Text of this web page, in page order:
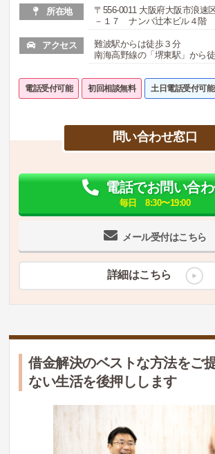
所在地
〒556-0011 大阪府大阪市浪速
－１７ ナンバ辻本ビル４階
アクセス
難波駅からは徒歩３分
南海高野線の「堺東駅」から
電話受付可能 初回相談無料 土日電話受付可能
問い合わせ窓口
メール受付はこちら
電話でお問い合
毎日 8:30〜19:00
詳細はこちら
借金解決のベストな方法をご
ない生活を後押しします